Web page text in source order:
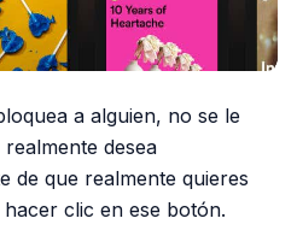
a alguien, no se le
desea
de que realmente quieres
clic en ese botón.